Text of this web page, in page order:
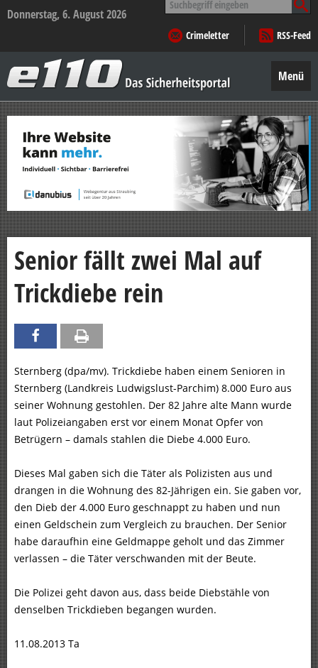
Donnerstag, 6. August 2026
nach:
Crimeletter
RSS-Feed
–
Das
Sicherheitsportal
Menü
Zum
Inhalt
springen
Senior fällt zwei Mal auf
Trickdiebe rein
Sternberg (dpa/mv). Trickdiebe haben einem Senioren in
Sternberg (Landkreis Ludwigslust-Parchim) 8.000 Euro aus
seiner Wohnung gestohlen. Der 82 Jahre alte Mann wurde
laut Polizeiangaben erst vor einem Monat Opfer von
Betrügern – damals stahlen die Diebe 4.000 Euro.
Dieses Mal gaben sich die Täter als Polizisten aus und
drangen in die Wohnung des 82-Jährigen ein. Sie gaben vor,
den Dieb der 4.000 Euro geschnappt zu haben und nun
einen Geldschein zum Vergleich zu brauchen. Der Senior
habe daraufhin eine Geldmappe geholt und das Zimmer
verlassen – die Täter verschwanden mit der Beute.
Die Polizei geht davon aus, dass beide Diebstähle von
denselben Trickdieben begangen wurden.
11.08.2013 Ta